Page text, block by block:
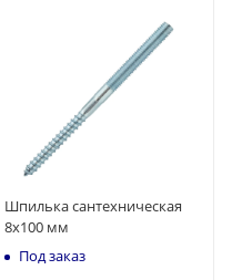
Шпилька сантехническая
8x100 мм
Под заказ